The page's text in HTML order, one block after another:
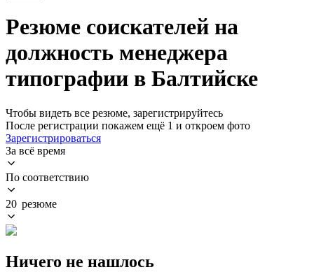
Резюме соискателей на
должность менеджера
типографии в Балтийске
Чтобы видеть все резюме, зарегистрируйтесь
После регистрации покажем ещё 1 и откроем фото
Зарегистрироваться
За всё время
По соответствию
20 резюме
Ничего не нашлось